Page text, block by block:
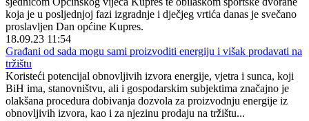
koja je u posljednjoj fazi izgradnje i dječjeg vrtića danas je svečano
proslavljen Dan općine Kupres.
18.09.23 11:54
Građani od sada mogu sami proizvoditi energiju i višak prodavati na
tržištu
Koristeći potencijal obnovljivih izvora energije, vjetra i sunca, koji
BiH ima, stanovništvu, ali i gospodarskim subjektima značajno je
olakšana procedura dobivanja dozvola za proizvodnju energije iz
obnovljivih izvora, kao i za njezinu prodaju na tržištu...